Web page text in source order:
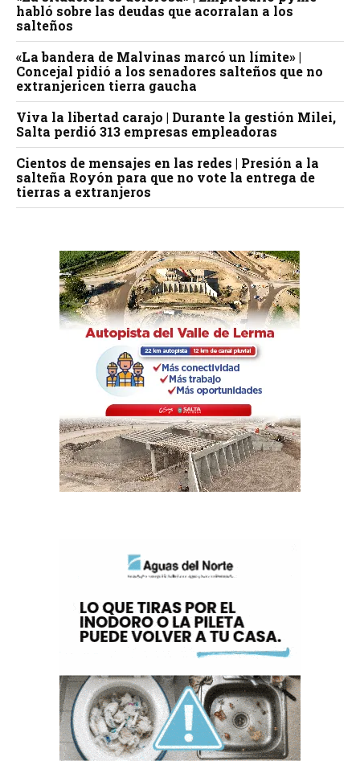
habló sobre las deudas que acorralan a los
salteños
«La bandera de Malvinas marcó un límite» |
Concejal pidió a los senadores salteños que no
extranjericen tierra gaucha
Viva la libertad carajo | Durante la gestión Milei,
Salta perdió 313 empresas empleadoras
Cientos de mensajes en las redes | Presión a la
salteña Royón para que no vote la entrega de
tierras a extranjeros